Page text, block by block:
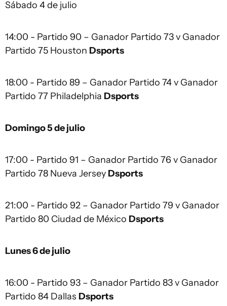
Sábado 4 de julio
14:00 - Partido 90 – Ganador Partido 73 v Ganador
Partido 75 Houston Dsports
18:00 - Partido 89 – Ganador Partido 74 v Ganador
Partido 77 Philadelphia Dsports
Domingo 5 de julio
17:00 - Partido 91 – Ganador Partido 76 v Ganador
Partido 78 Nueva Jersey Dsports
21:00 - Partido 92 – Ganador Partido 79 v Ganador
Partido 80 Ciudad de México Dsports
Lunes 6 de julio
16:00 - Partido 93 – Ganador Partido 83 v Ganador
Partido 84 Dallas Dsports